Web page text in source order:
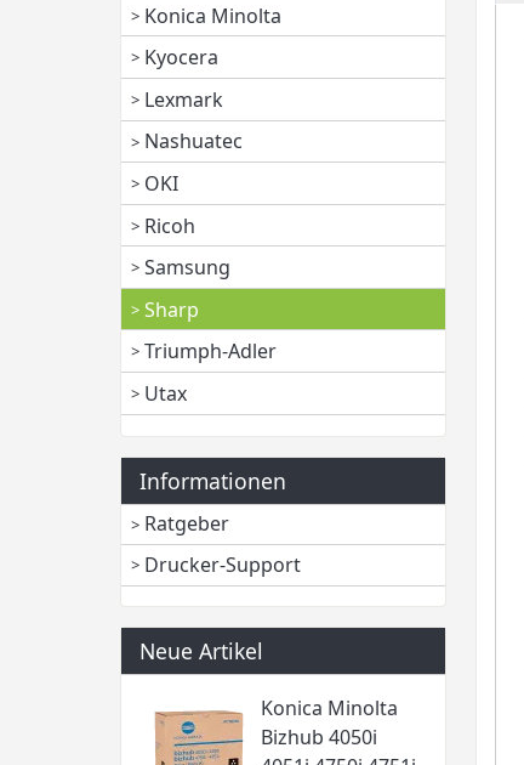
Konica Minolta
Kyocera
Lexmark
Nashuatec
OKI
Ricoh
Samsung
Sharp
Triumph-Adler
Utax
Informationen
Ratgeber
Drucker-Support
Neue Artikel
Konica Minolta
Bizhub 4050i